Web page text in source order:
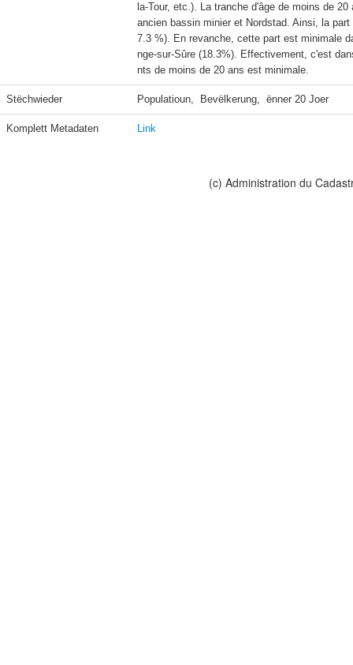
la-Tour, etc.). La tranche d'âge de moins de
ancien bassin minier et Nordstad. Ainsi, la
7.3 %). En revanche, cette part est minimale
nge-sur-Sûre (18.3%). Effectivement, c'est
nts de moins de 20 ans est minimale.
Stëchwieder Populatioun,  Bevëlkerung,  ënner 20 Joer
Komplett Metadaten Link
(c) Administration du